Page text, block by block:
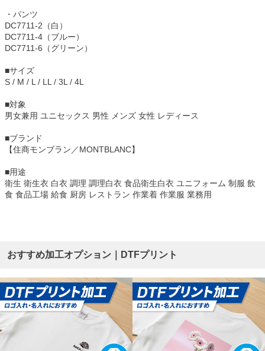
・パンツ
DC7711-2（白）
DC7711-4（ブルー）
DC7711-6（グリーン）
■サイズ
S / M / L / LL / 3L / 4L
■対象
男女兼用 ユニセックス 男性 メンズ 女性 レディース
■ブランド
【住商モンブラン／MONTBLANC】
■用途
衛生 衛生衣 白衣 調理 調理白衣 食品衛生白衣 ユニフォーム 制服 飲
食 食品工場 給食 厨房 レストラン 作業着 作業服 業務用
おすすめ加工オプション｜DTFプリント